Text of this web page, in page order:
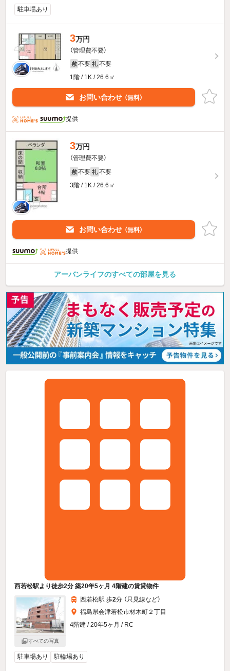
駐車場あり
3万円
（管理費不要）
敷 不要 礼 不要
1階 / 1K / 26.6㎡
お問い合わせ （無料）
提供
3万円
（管理費不要）
敷 不要 礼 不要
3階 / 1K / 26.6㎡
お問い合わせ （無料）
提供
アーバンライフのすべての部屋を見る
西若松駅より徒歩2分 築20年5ヶ月 4階建の賃貸物件
すべての写真
西若松駅 歩2分 （只見線など）
福島県会津若松市材木町２丁目
4階建 / 20年5ヶ月 / RC
駐車場あり 駐輪場あり